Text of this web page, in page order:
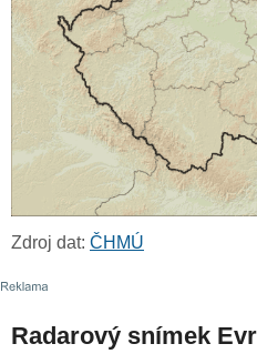
Zdroj dat: ČHMÚ
Radarový snímek